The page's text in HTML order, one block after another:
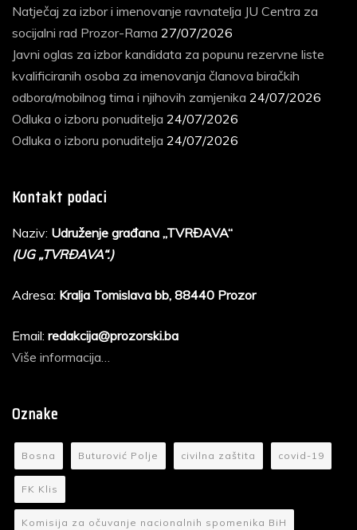
Natječaj za izbor i imenovanje ravnatelja JU Centra za
socijalni rad Prozor-Rama 27/07/2026
Javni oglas za izbor kandidata za popunu rezervne liste
kvalificiranih osoba za imenovanja članova biračkih
odbora/mobilnog tima i njihovih zamjenika 24/07/2026
Odluka o izboru ponuditelja 24/07/2026
Odluka o izboru ponuditelja 24/07/2026
Kontakt podaci
Naziv: Udruženje građana „TVRĐAVA“
(UG „TVRĐAVA“.)
Adresa: Kralja Tomislava bb, 88440 Prozor
Email: redakcija@prozorski.ba
Više informacija…
Oznake
Bosna Buturović Polje civilna zaštita covid-19
FK Klis
Komisija za očuvanje nacionalnih spomenika BiH